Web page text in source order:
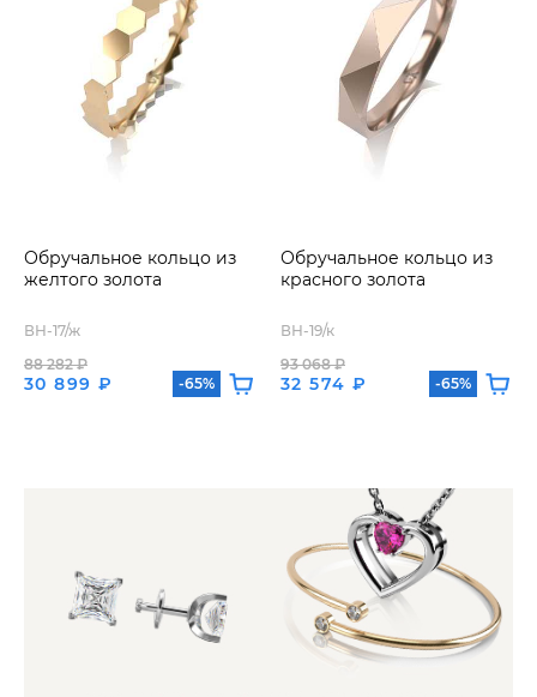
Обручальное кольцо из
желтого золота
ВН-17/ж
30 899 ₽
88 282 ₽
-65%
Обручальное кольцо из
красного золота
ВН-19/к
32 574 ₽
93 068 ₽
-65%